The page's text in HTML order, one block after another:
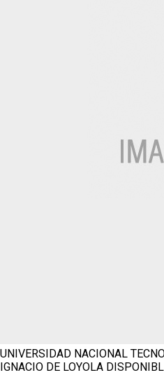
UNIVERSIDAD NACIONAL
IGNACIO DE LOYOLA